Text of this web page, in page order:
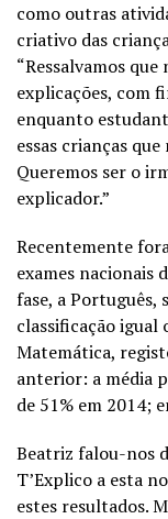
como outras
criativo das
“Ressalvamos
explicações, com
enquanto
essas crianças
Queremos ser o
explicador.”
Recentemente
exames nacionais
fase, a Português,
classificação igual
Matemática,
anterior: a média
de 51% em 2014;
Beatriz falou-nos
T’Explico a esta
estes resultados.